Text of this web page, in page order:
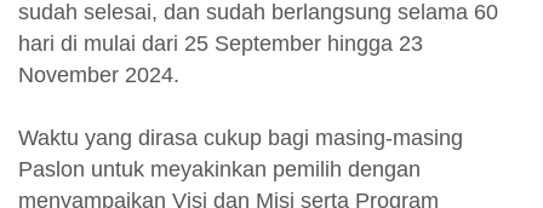
sudah selesai, dan sudah berlangsung selama 60
hari di mulai dari 25 September hingga 23
November 2024.
Waktu yang dirasa cukup bagi masing-masing
Paslon untuk meyakinkan pemilih dengan
menyampaikan Visi dan Misi serta Program